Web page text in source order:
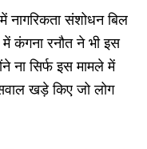
नागरिकता संशोधन बिल
कंगना रनौत ने भी इस
ना सिर्फ इस मामले में
खड़े किए जो लोग